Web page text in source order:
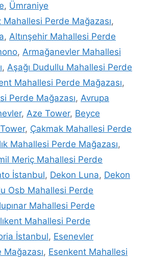
, Ümraniye
Perde Mağazası,
, Altınşehir Mahallesi Perde
, Armağanevler Mahallesi
, Aşağı Dudullu Mahallesi Perde
Mahallesi Perde Mağazası,
Perde Mağazası, Avrupa
, Aze Tower, Beyce
, Çakmak Mahallesi Perde
Mahallesi Perde Mağazası,
Meriç Mahallesi Perde
İstanbul, Dekon Luna, Dekon
Osb Mahallesi Perde
Mahallesi Perde
Mahallesi Perde
İstanbul, Esenevler
, Esenkent Mahallesi